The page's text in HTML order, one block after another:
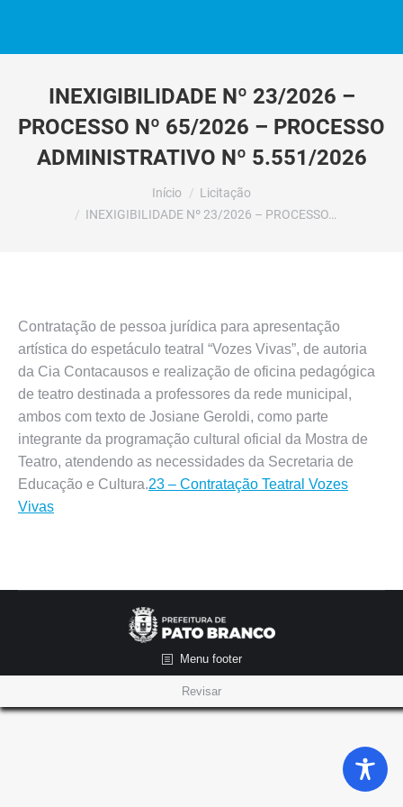
INEXIGIBILIDADE Nº 23/2026 –
PROCESSO Nº 65/2026 – PROCESSO
ADMINISTRATIVO Nº 5.551/2026
Início
Licitação
INEXIGIBILIDADE Nº 23/2026 – PROCESSO…
Contratação de pessoa jurídica para apresentação
artística do espetáculo teatral “Vozes Vivas”, de autoria
da Cia Contacausos e realização de oficina pedagógica
de teatro destinada a professores da rede municipal,
ambos com texto de Josiane Geroldi, como parte
integrante da programação cultural oficial da Mostra de
Teatro, atendendo as necessidades da Secretaria de
Educação e Cultura.23 – Contratação Teatral Vozes
Vivas
Menu footer
Revisar